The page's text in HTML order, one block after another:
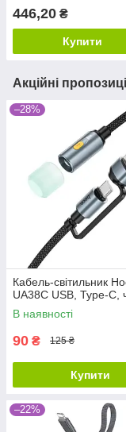
446,20 ₴
Купити
Акційні
–28%
Кабель-світильник
UA38C USB, Type-C,
В наявності
90 ₴ 125 ₴
Купити
–22%